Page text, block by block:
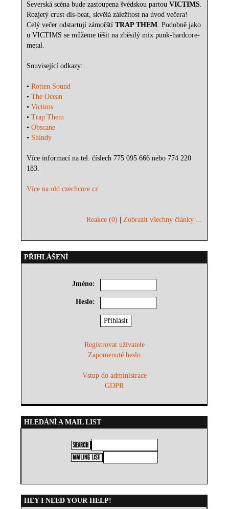
Severská scéna bude zastoupena švédskou partouVICTIMS.
Rozjetý crust dis-beat, skvělá záležitost na úvod večera!
Celý večer odstartují zámořštíTRAP THEM. Podobně jako
u VICTIMS se můžeme těšit na zběsilý mix punk-hardcore-
metal.
Související odkazy:
•Rotten Sound
•The Ocean
•Victims
•Trap Them
•Obscane
• Shindy
Více informací na tel. číslech 775 095 666 nebo 774 220
183.
Více na old.czechcore.cz
Reakce (0) |Zobrazit všechny články ...
PŘIHLÁŠENÍ
Jméno:
Heslo:
Registrovat uživatele
Zapomenuté heslo
Vstup do administrace
GDPR
HLEDÁNÍ A MAIL LIST
HEY I NEED YOUR HELP!